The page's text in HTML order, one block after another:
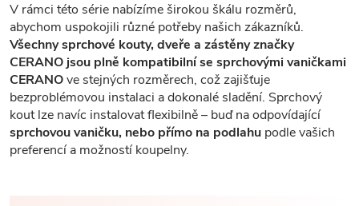
V rámci této série nabízíme širokou škálu rozměrů,
abychom uspokojili různé potřeby našich zákazníků.
Všechny sprchové kouty, dveře a zástěny značky
CERANO jsou plně kompatibilní se sprchovými vaničkami
CERANOve stejných rozměrech, což zajišťuje
bezproblémovou instalaci a dokonalé sladění. Sprchový
kout lze navíc instalovat flexibilně – buď na odpovídající
sprchovou vaničku, nebo přímo na podlahu podle vašich
preferencí a možností koupelny.